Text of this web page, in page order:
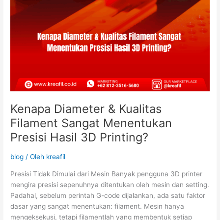
Kenapa Diameter & Kualitas
Filament Sangat Menentukan
Presisi Hasil 3D Printing?
blog / Oleh kreafil
Presisi Tidak Dimulai dari Mesin Banyak pengguna 3D printer
mengira presisi sepenuhnya ditentukan oleh mesin dan setting.
Padahal, sebelum perintah G-code dijalankan, ada satu faktor
dasar yang sangat menentukan: filament. Mesin hanya
mengeksekusi, tetapi filamentlah yang membentuk setiap
Printing?